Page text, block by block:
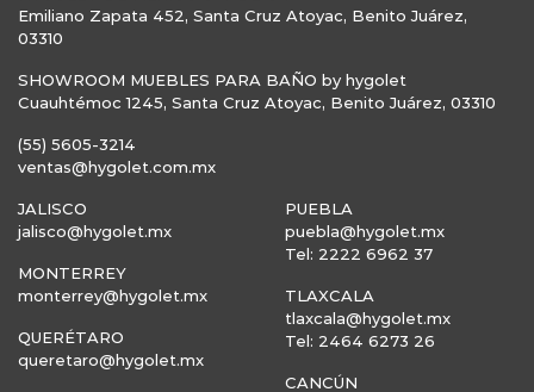
Emiliano Zapata 452, Santa Cruz Atoyac, Benito Juárez,
03310
SHOWROOM MUEBLES PARA BAÑO by hygolet
Cuauhtémoc 1245, Santa Cruz Atoyac, Benito Juárez, 03310
(55) 5605-3214
ventas@hygolet.com.mx
JALISCO
jalisco@hygolet.mx
MONTERREY
monterrey@hygolet.mx
QUERÉTARO
queretaro@hygolet.mx
PUEBLA
puebla@hygolet.mx
Tel: 2222 6962 37
TLAXCALA
tlaxcala@hygolet.mx
Tel: 2464 6273 26
CANCÚN